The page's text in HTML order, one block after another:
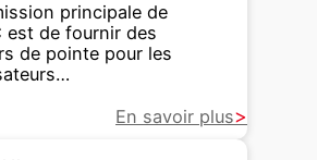
principale de
est de fournir des
de pointe pour les
En savoir plus